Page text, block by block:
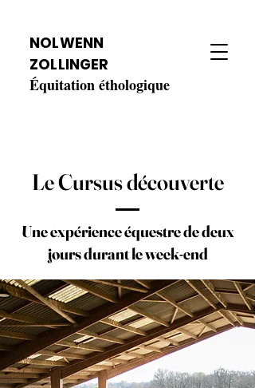
NOLWENN
ZOLLINGER
Équitation éthologique
Le Cursus découverte
Une expérience équestre de deux
jours durant le week-end